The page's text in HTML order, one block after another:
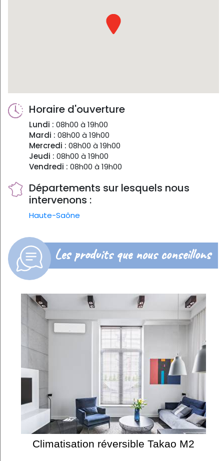
Horaire d'ouverture
Lundi : 08h00 à 19h00
Mardi : 08h00 à 19h00
Mercredi : 08h00 à 19h00
Jeudi : 08h00 à 19h00
Vendredi : 08h00 à 19h00
Départements sur lesquels nous
intervenons :
Haute-Saône
Les produits que nous conseillons
Climatisation réversible Takao M2